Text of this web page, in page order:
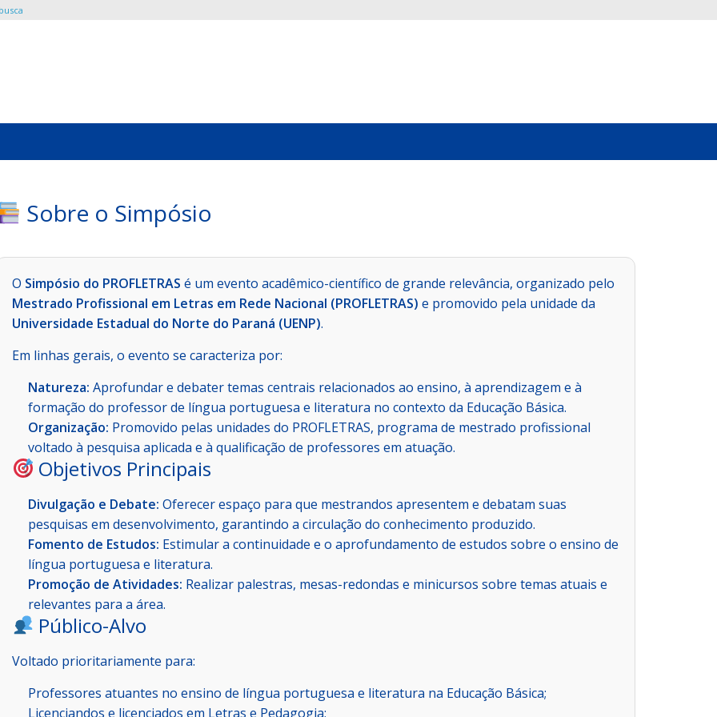
Sobre o Simpósio
O Simpósio do PROFLETRAS é um evento acadêmico-científico de grande relevância, organizado pelo
Mestrado Profissional em Letras em Rede Nacional (PROFLETRAS) e promovido pela unidade da
Universidade Estadual do Norte do Paraná (UENP).
Em linhas gerais, o evento se caracteriza por:
Natureza: Aprofundar e debater temas centrais relacionados ao ensino, à aprendizagem e à
formação do professor de língua portuguesa e literatura no contexto da Educação Básica.
Organização: Promovido pelas unidades do PROFLETRAS, programa de mestrado profissional
voltado à pesquisa aplicada e à qualificação de professores em atuação.
Objetivos Principais
Divulgação e Debate: Oferecer espaço para que mestrandos apresentem e debatam suas
pesquisas em desenvolvimento, garantindo a circulação do conhecimento produzido.
Fomento de Estudos: Estimular a continuidade e o aprofundamento de estudos sobre o ensino de
língua portuguesa e literatura.
Promoção de Atividades: Realizar palestras, mesas-redondas e minicursos sobre temas atuais e
relevantes para a área.
Público-Alvo
Voltado prioritariamente para:
Professores atuantes no ensino de língua portuguesa e literatura na Educação Básica;
Licenciandos e licenciados em Letras e Pedagogia;